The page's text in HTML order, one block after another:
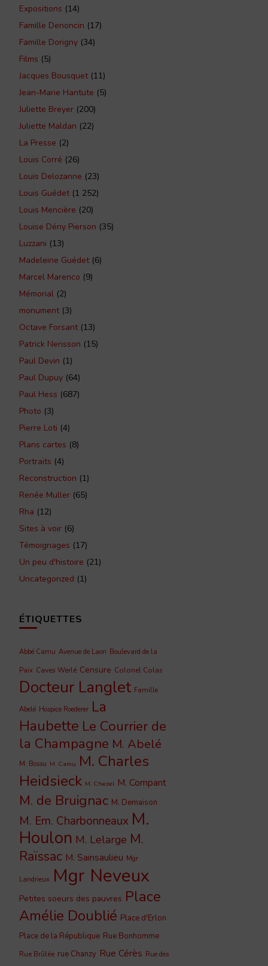
Expositions (14)
Famille Denoncin (17)
Famille Dorigny (34)
Films (5)
Jacques Bousquet(11)
Jean-Marie Hantute (5)
Juliette Breyer (200)
Juliette Maldan (22)
La Presse (2)
Louis Corré (26)
Louis Delozanne (23)
Louis Guédet(1 252)
Louis Mencière (20)
Louise Dény Pierson (35)
Luzzani (13)
Madeleine Guédet(6)
Marcel Marenco (9)
Mémorial (2)
monument(3)
Octave Forsant(13)
Patrick Nerisson (15)
Paul Devin (1)
Paul Dupuy (64)
Paul Hess (687)
Photo (3)
Pierre Loti (4)
Plans cartes (8)
Portraits (4)
Reconstruction (1)
Renée Muller (65)
Rha (12)
Sites à voir (6)
Témoignages (17)
Un peu d'histoire (21)
Uncategorized (1)
ÉTIQUETTES
Abbé Camu Avenue de Laon Boulevard de la
Paix Caves Werlé Censure Colonel Colas
Docteur Langlet Famille
Abelé Hospice Roederer La
Haubette Le Courrier de
la Champagne M. Abelé
M. Bossu M. Camu M. Charles
Heidsieck M. Chezel M. Compant
M. de Bruignac M. Demaison
M. Em. Charbonneaux M.
Houlon M. Lelarge M.
Raïssac M. Sainsaulieu Mgr
Landrieux Mgr Neveux
Petites soeurs des pauvres Place
Amélie Doublié Place d'Erlon
Place de la République Rue Bonhomme
Rue Brûlée rue Chanzy Rue Cérès Rue des